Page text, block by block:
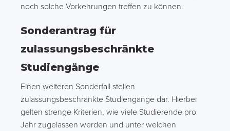
noch solche Vorkehrungen treffen zu können.
Sonderantrag für
zulassungsbeschränkte
Studiengänge
Einen weiteren Sonderfall stellen
zulassungsbeschränkte Studiengänge dar. Hierbei
gelten strenge Kriterien, wie viele Studierende pro
Jahr zugelassen werden und unter welchen